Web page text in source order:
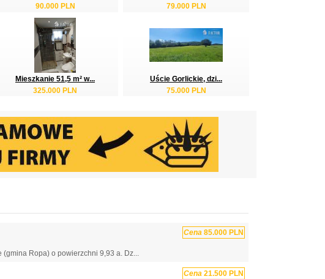
90.000 PLN
79.000 PLN
Mieszkanie 51,5 m² w...
325.000 PLN
Uście Gorlickie, dzi...
75.000 PLN
Cena 85.000 PLN
Ropa) o powierzchni 9,93 a. Dz...
Cena 21.500 PLN